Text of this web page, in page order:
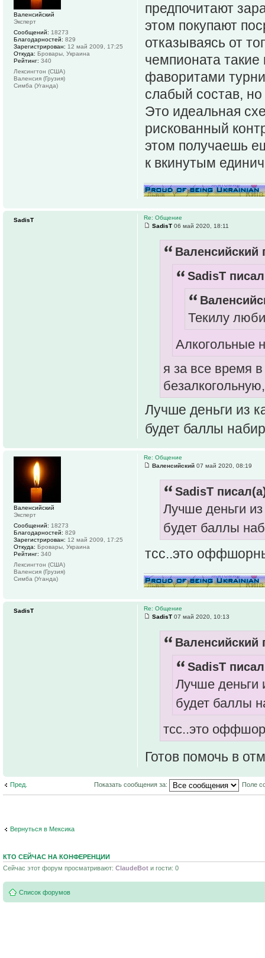
предпочитают
этом покупают
отказываясь от
чемпионата
фаворитами
слабый состав,
Это идеальная
рискованный
этом получаешь
к вкинутым
Валенсийский
Эксперт
Сообщений: 18273
Благодарностей: 829
Зарегистрирован: 12 май 2009, 17:25
Откуда: Бровары, Украина
Рейтинг: 340
Лексингтон (США)
Валенсия (Грузия)
Симба (Уганда)
Re: Общение
SadisT 06 май 2020, 18:11
Валенсийский
SadisT
Текилу
Алкогольные
я за все время
Лучше деньги из
будет баллы
SadisT
Re: Общение
Валенсийский 07 май 2020, 08:19
SadisT
Лучше деньги
будет баллы
тсс..это
Валенсийский
Эксперт
Сообщений: 18273
Благодарностей: 829
Зарегистрирован: 12 май 2009, 17:25
Откуда: Бровары, Украина
Рейтинг: 340
Лексингтон (США)
Валенсия (Грузия)
Симба (Уганда)
Re: Общение
SadisT 07 май 2020, 10:13
Валенсийский
SadisT
Лучше деньги
будет баллы
тсс..это
Готов помочь в
SadisT
Пред. Показать сообщения за: Поле
Вернуться в Мексика
КТО СЕЙЧАС НА КОНФЕРЕНЦИИ
Сейчас этот форум просматривают: ClaudeBot и гости: 0
Список форумов